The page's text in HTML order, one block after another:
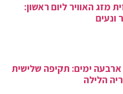
מזג האוויר ליום ראשון:
ונעים
ארבעה ימים: תקיפה שלישית
הלילה